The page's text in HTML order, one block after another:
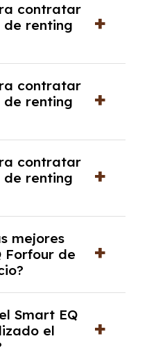
por
importante revisar
y hablar con un
contratar
de renting
de solvencia
contratar
de renting
y, en algunos
de la empresa
contratar
de renting
ingresos y, en
fiscal y un pago
mejores
Forfour de
de renting con
y sin pagar
Smart EQ
el